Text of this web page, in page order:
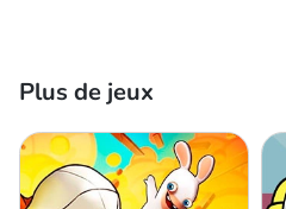
Plus de jeux